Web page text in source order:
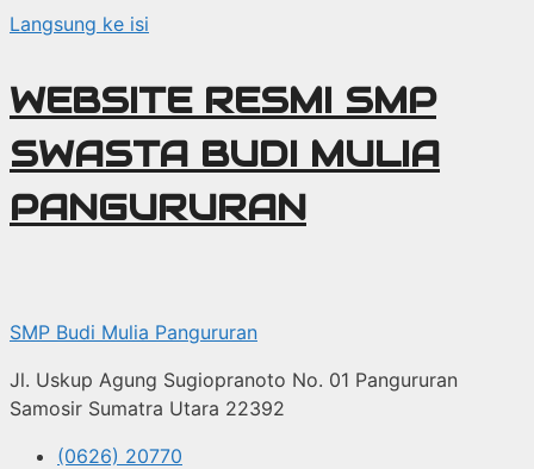
Langsung ke isi
WEBSITE RESMI SMP
SWASTA BUDI MULIA
PANGURURAN
SMP Budi Mulia Pangururan
Jl. Uskup Agung Sugiopranoto No. 01 Pangururan
Samosir Sumatra Utara 22392
(0626) 20770